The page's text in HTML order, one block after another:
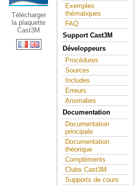
Télécharger
la plaquette
Cast3M
Exemples
thématiques
FAQ
Support Cast3M
Développeurs
Procédures
Sources
Includes
Erreurs
Anomalies
Documentation
Documentation
principale
Documentation
théorique
Compléments
Clubs Cast3M
Supports de cours